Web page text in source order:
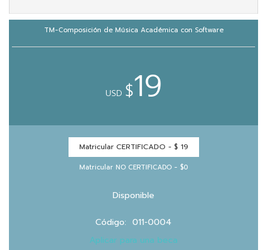
vKontact
vBox
TM-Composición de Música Académica con Software
USD $19
Matricular CERTIFICADO - $ 19
Matricular NO CERTIFICADO - $0
Disponible
Código: 011-0004
Aplicar para una beca